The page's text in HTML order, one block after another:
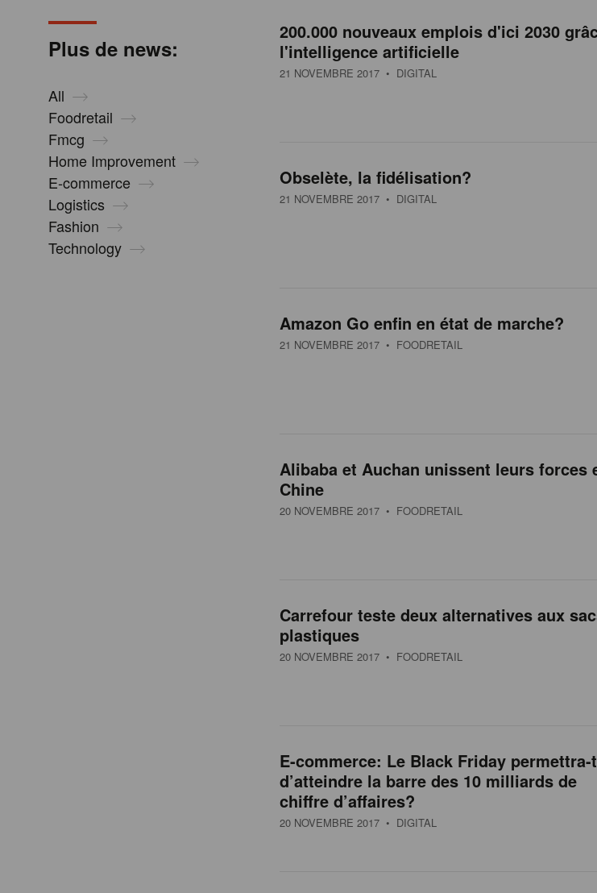
Plus de news:
All
Foodretail
Fmcg
Home Improvement
E-commerce
Logistics
Fashion
Technology
200.000 nouveaux emplois d'ici 2030
l'intelligence artificielle
21 NOVEMBRE 2017 • DIGITAL
Obselète, la fidélisation?
21 NOVEMBRE 2017 • DIGITAL
Amazon Go enfin en état de marche?
21 NOVEMBRE 2017 • FOODRETAIL
Alibaba et Auchan unissent leurs forces
Chine
20 NOVEMBRE 2017 • FOODRETAIL
Carrefour teste deux alternatives aux
plastiques
20 NOVEMBRE 2017 • FOODRETAIL
E-commerce: Le Black Friday permettra-
d’atteindre la barre des 10 milliards de
chiffre d’affaires?
20 NOVEMBRE 2017 • DIGITAL
P
a
g
i
o
Previous
page
Page
Page
Page
Page
Current
page
Page
Page
Page
Page
Next
page